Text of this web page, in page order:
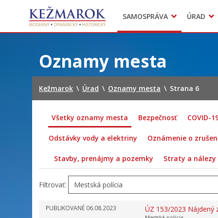
SAMOSPRÁVA
Mestská polícia
ÚRAD
Sekcie úradu
Oznamy mesta
Kežmarok \ Úrad \ Oznamy mesta \ Strana 6
Všetky oznamy mesta Bezpečnosť COVID-
Odstávky vody a elektriny Oznámenie o
Stavby, prenájmy a pozemky Straty a nálezy
Filtrovať:
PUBLIKOVANÉ 06.08.2023 ÚZ 153/2023 Nájdený